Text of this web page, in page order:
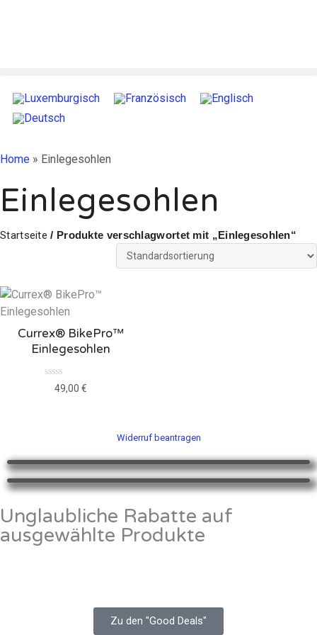
Home » Einlegesohlen
Einlegesohlen
Startseite / Produkte verschlagwortet mit „Einlegesohlen“
Currex® BikePro™
Einlegesohlen
m
i
t
0
v
n
5
49,00 €
Widerruf beantragen
Unglaubliche Rabatte auf
ausgewählte Produkte
Zu den "Good Deals"